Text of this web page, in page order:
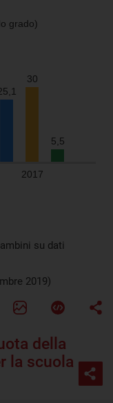
su dati
2019)
della
la scuola